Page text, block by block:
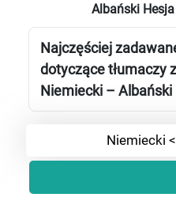
Albański Hesja
Najczęściej
dotyczące tłumaczy
Niemiecki – Albański
Niemiecki